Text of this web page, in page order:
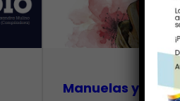
Manuelas y